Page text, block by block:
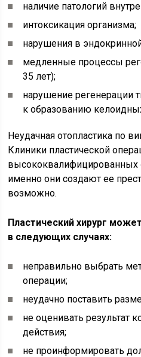
наличие патологий
интоксикация организма;
нарушения в
медленные процессы
35 лет);
нарушение регенерации
к образованию
Неудачная отопластика по
Клиники пластической
высококвалифицированных
именно они создают ее
возможно.
Пластический хирург
в следующих случаях:
неправильно выбрать
операции;
неудачно поставить
не оценивать результат
действия;
не проинформировать